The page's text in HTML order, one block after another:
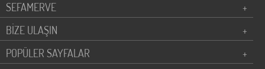
SEFAMERVE
+
BİZE ULAŞIN
+
POPÜLER SAYFALAR
+